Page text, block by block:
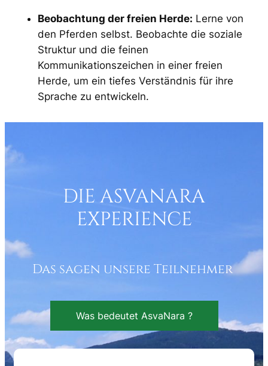
Beobachtung der freien Herde: Lerne von
den Pferden selbst. Beobachte die soziale
Struktur und die feinen
Kommunikationszeichen in einer freien
Herde, um ein tiefes Verständnis für ihre
Sprache zu entwickeln.
DIE ASVANARA
EXPERIENCE
Das sagen unsere Teilnehmer
Was bedeutet AsvaNara ?